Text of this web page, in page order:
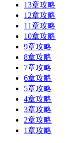
13章攻略
12章攻略
11章攻略
10章攻略
9章攻略
8章攻略
7章攻略
6章攻略
5章攻略
4章攻略
3章攻略
2章攻略
1章攻略